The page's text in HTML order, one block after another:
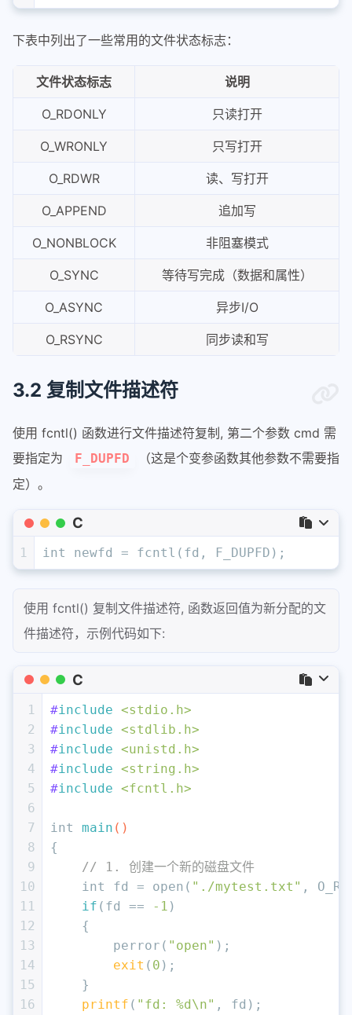
下表中列出了一些常用的文件状态标志：
文件状态标志 说明
O_RDONLY 只读打开
O_WRONLY 只写打开
O_RDWR 读、写打开
O_APPEND 追加写
O_NONBLOCK 非阻塞模式
O_SYNC 等待写完成（数据和属性）
O_ASYNC 异步I/O
O_RSYNC 同步读和写
3.2 复制文件描述符
使用 fcntl() 函数进行文件描述符复制, 第二个参数 cmd 需
要指定为
F_DUPFD
（这是个变参函数其他参数不需要指
定）。
C
1 int newfd = fcntl(fd, F_DUPFD);
使用 fcntl() 复制文件描述符, 函数返回值为新分配的文
件描述符，示例代码如下:
C
1
2
3
4
5
6
7
8
9
10
11
12
13
14
15
16
#include <stdio.h>
#include <stdlib.h>
#include <unistd.h>
#include <string.h>
#include <fcntl.h>
int main ()
{
// 1. 创建一个新的磁盘文件
int
fd = open( "./mytest.txt" ,
if (fd == -1 )
    {
        perror(
"open" );
exit ( 0 );
    }
printf ( "fd: %d\n" , fd);